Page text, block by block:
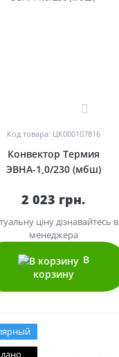
0
Код товара: ЦК000107816
Конвектор Термия
ЭВНА-1,0/230 (мбш)
2 023 грн.
ціну дізнавайтесь в
менеджера
В
корзину